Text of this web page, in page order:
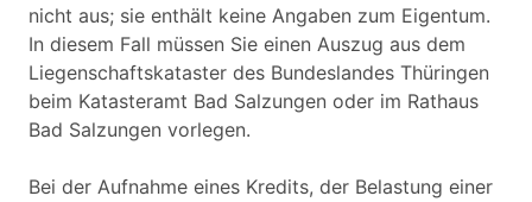
nicht aus; sie enthält keine Angaben zum Eigentum.
In diesem Fall müssen Sie einen Auszug aus dem
Liegenschaftskataster des Bundeslandes Thüringen
beim Katasteramt Bad Salzungen oder im Rathaus
Bad Salzungen vorlegen.
Bei der Aufnahme eines Kredits, der Belastung einer